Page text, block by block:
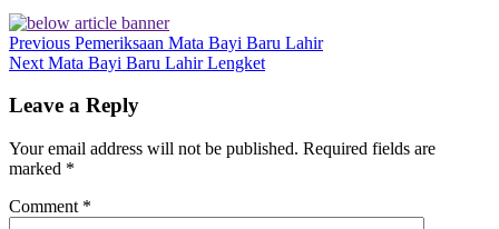
Previous Pemeriksaan Mata Bayi Baru Lahir
Next Mata Bayi Baru Lahir Lengket
Leave a Reply
Your email address will not be published. Required fields are
marked *
Comment *